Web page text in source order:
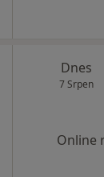
Dnes
7 Srpen
Online